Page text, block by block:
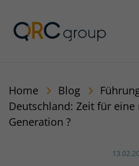
Home Blog
Deutschland: Zeit für eine
Generation ?